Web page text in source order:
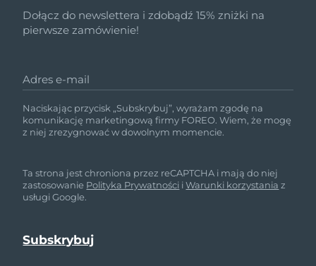
Dołącz do newslettera i zdobądź 15% zniżki na
pierwsze zamówienie!
Adres e-mail
Naciskając przycisk „Subskrybuj”, wyrażam zgodę na
komunikację marketingową firmy FOREO. Wiem, że mogę
z niej zrezygnować w dowolnym momencie.
Ta strona jest chroniona przez reCAPTCHA i mają do niej
zastosowanie Polityka Prywatności iWarunki korzystania z
usługi Google.